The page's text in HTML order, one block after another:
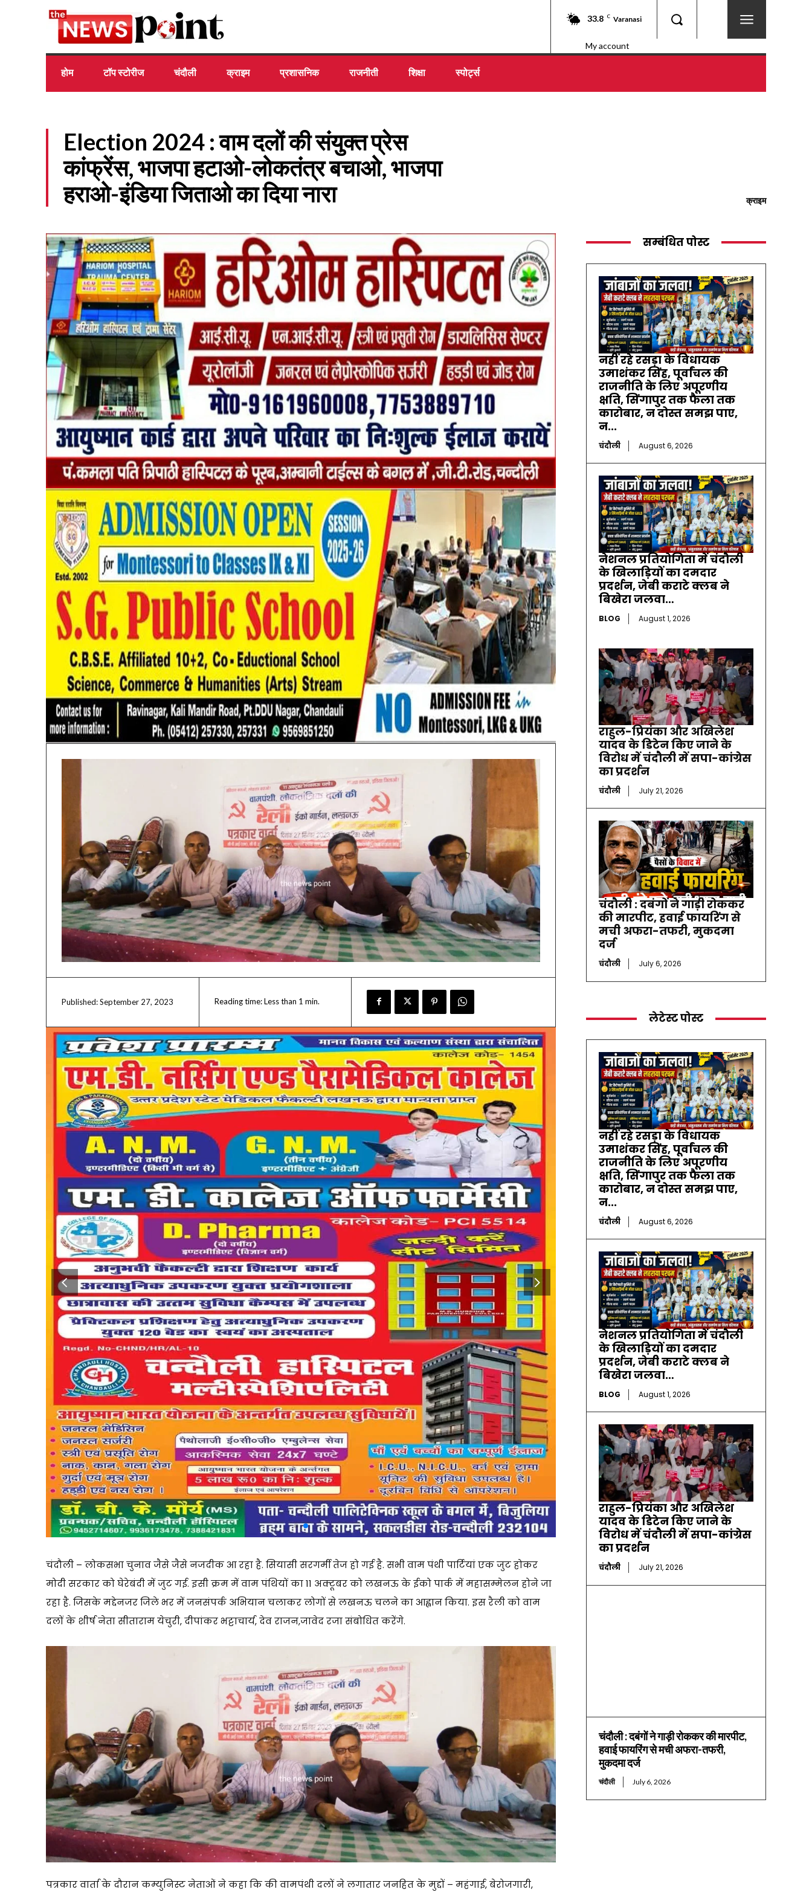
33.8 C Varanasi
My account
होम टॉप स्टोरीज चंदौली क्राइम प्रशासनिक राजनीती शिक्षा स्पोर्ट्स
Election 2024 : वाम दलों की संयुक्त प्रेस
कांफ्रेंस, भाजपा हटाओ-लोकतंत्र बचाओ, भाजपा
हराओ-इंडिया जिताओ का दिया नारा
क्राइम
Published:September 27, 2023 Reading time:Less than 1 min.
चंदौली – लोकसभा चुनाव जैसे जैसे नजदीक आ रहा है. सियासी सरगर्मी तेज हो गई है. सभी वाम पंथी पार्टियां एक जुट होकर
मोदी सरकार को घेरेबंदी में जुट गई. इसी क्रम में वाम पंथियों का 11 अक्टूबर को लखनऊ के ईको पार्क में महासम्मेलन होने जा
रहा है. जिसके मद्देनजर जिले भर में जनसंपर्क अभियान चलाकर लोगों से लखनऊ चलने का आह्वान किया. इस रैली को वाम
दलों के शीर्ष नेता सीताराम येचुरी, दीपांकर भट्टाचार्य, देव राजन,जावेद रजा संबोधित करेंगे.
पत्रकार वार्ता के दौरान कम्युनिस्ट नेताओं ने कहा कि की वामपंथी दलों ने लगातार जनहित के मुद्दों – महंगाई, बेरोजगारी,
सम्बंधित पोस्ट
नहीं रहे रसड़ा के विधायक
उमाशंकर सिंह, पूर्वांचल की
राजनीति के लिए अपूरणीय
क्षति, सिंगापुर तक फैला तक
कारोबार, न दोस्त समझ पाए,
न...
चंदौली August 6, 2026
नेशनल प्रतियोगिता में चंदौली
के खिलाड़ियों का दमदार
प्रदर्शन, जेबी कराटे क्लब ने
बिखेरा जलवा…
BLOG August 1, 2026
राहुल-प्रियंका और अखिलेश
यादव के डिटेन किए जाने के
विरोध में चंदौली में सपा-कांग्रेस
का प्रदर्शन
चंदौली July 21, 2026
चंदौली : दबंगों ने गाड़ी रोककर
की मारपीट, हवाई फायरिंग से
मची अफरा-तफरी, मुकदमा
दर्ज
चंदौली July 6, 2026
लेटेस्ट पोस्ट
नहीं रहे रसड़ा के विधायक
उमाशंकर सिंह, पूर्वांचल की
राजनीति के लिए अपूरणीय
क्षति, सिंगापुर तक फैला तक
कारोबार, न दोस्त समझ पाए,
न...
चंदौली August 6, 2026
नेशनल प्रतियोगिता में चंदौली
के खिलाड़ियों का दमदार
प्रदर्शन, जेबी कराटे क्लब ने
बिखेरा जलवा…
BLOG August 1, 2026
राहुल-प्रियंका और अखिलेश
यादव के डिटेन किए जाने के
विरोध में चंदौली में सपा-कांग्रेस
का प्रदर्शन
चंदौली July 21, 2026
चंदौली : दबंगों ने गाड़ी रोककर की मारपीट,
हवाई फायरिंग से मची अफरा-तफरी,
मुकदमा दर्ज
चंदौली July 6, 2026